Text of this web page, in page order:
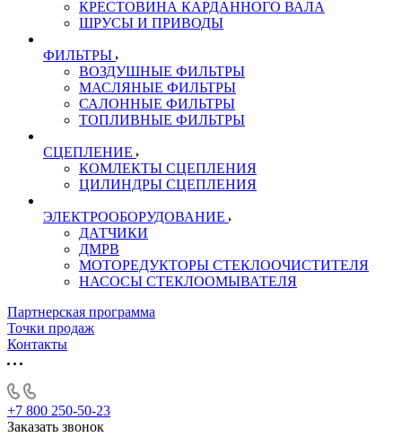
КРЕСТОВИНА КАРДАННОГО ВАЛА
ШРУСЫ И ПРИВОДЫ
ФИЛЬТРЫ
ВОЗДУШНЫЕ ФИЛЬТРЫ
МАСЛЯНЫЕ ФИЛЬТРЫ
САЛОННЫЕ ФИЛЬТРЫ
ТОПЛИВНЫЕ ФИЛЬТРЫ
СЦЕПЛЕНИЕ
КОМЛЕКТЫ СЦЕПЛЕНИЯ
ЦИЛИНДРЫ СЦЕПЛЕНИЯ
ЭЛЕКТРООБОРУДОВАНИЕ
ДАТЧИКИ
ДМРВ
МОТОРЕДУКТОРЫ СТЕКЛООЧИСТИТЕЛЯ
НАСОСЫ СТЕКЛООМЫВАТЕЛЯ
Партнерская программа
Точки продаж
Контакты
+7 800 250-50-23
Заказать звонок